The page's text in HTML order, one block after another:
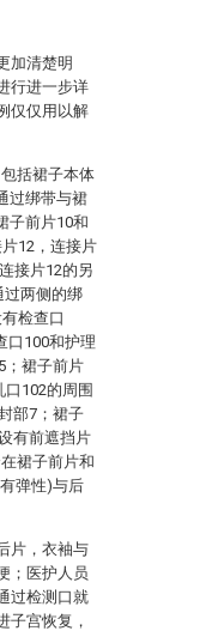
加清楚明
行进一步详
仅仅用以解
括裙子本体
过绑带与裙
子前片10和
12，连接片
接片12的另
过两侧的绑
检查口
口100和护理
；裙子前片
102的周围
部7；裙子
有前遮挡片
裙子前片和
弹性)与后
片，衣袖与
；医护人员
过检测口就
子宫恢复，